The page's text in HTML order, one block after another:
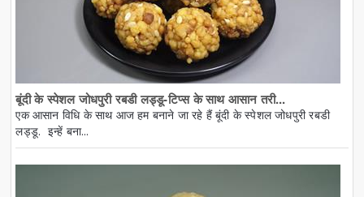
बूंदी के स्पेशल जोधपुरी रबडी लड्डू-टिप्स के साथ आसान तरी...
एक आसान विधि के साथ आज हम बनाने जा रहे हैं बूंदी के स्पेशल जोधपुरी रबडी
लड्डू. इन्हें बना...